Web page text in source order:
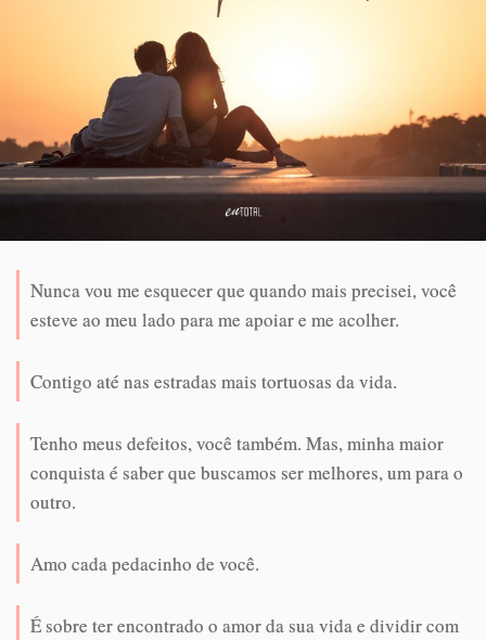
Nunca vou me esquecer que quando mais precisei, você
esteve ao meu lado para me apoiar e me acolher.
Contigo até nas estradas mais tortuosas da vida.
Tenho meus defeitos, você também. Mas, minha maior
conquista é saber que buscamos ser melhores, um para o
outro.
Amo cada pedacinho de você.
É sobre ter encontrado o amor da sua vida e dividir com